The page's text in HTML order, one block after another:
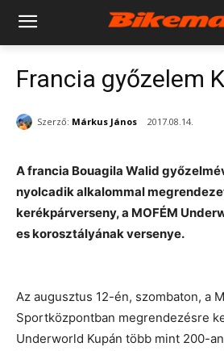
Francia győzelem
Szerző: Márkus János 2017.08.14.
A francia Bouagila Walid
nyolcadik alkalommal
kerékpárverseny, a MOFÉM
es korosztályának versenye.
Az augusztus 12-én, szombaton, a
Sportközpontban megrendezésre
Underworld Kupán több mint 200-